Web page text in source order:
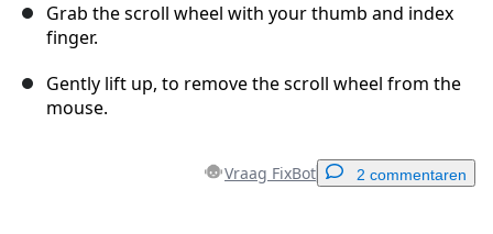
Grab the scroll wheel with your thumb and index
finger.
Gently lift up, to remove the scroll wheel from the
mouse.
Vraag FixBot 2 commentaren